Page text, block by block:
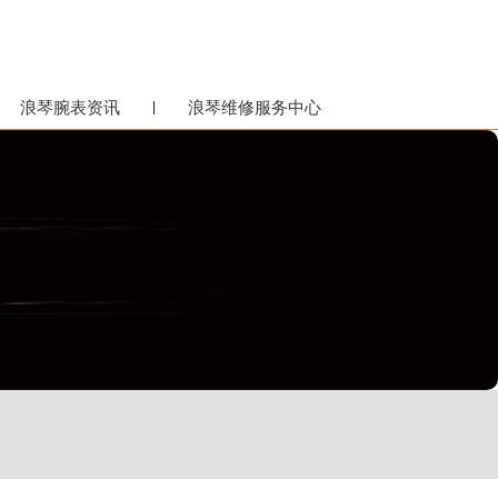
浪琴腕表资讯 浪琴维修服务中心